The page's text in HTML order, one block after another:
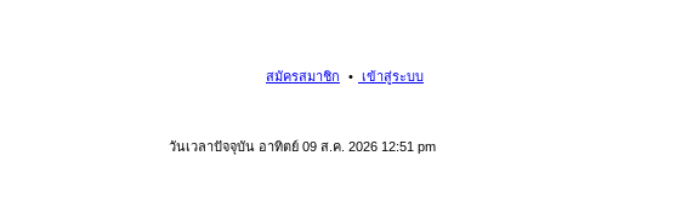
เข้าสู่ระบบ
สมัครสมาชิก
วันเวลาปัจจุบัน อาทิตย์ 09 ส.ค. 2026 12:51 pm